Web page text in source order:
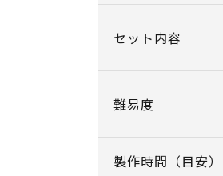
セット内容
難易度
製作時間（目安）